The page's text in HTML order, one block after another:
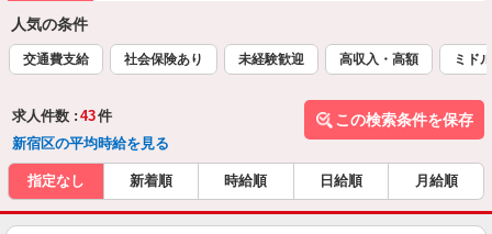
人気の条件
交通費支給 社会保険あり 未経験歓迎 高収入・高額 ミド
求人件数 : 43件
新宿区の平均時給を見る
この検索条件を保存
指定なし 新着順 時給順 日給順 月給順